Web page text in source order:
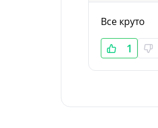
Все круто
1